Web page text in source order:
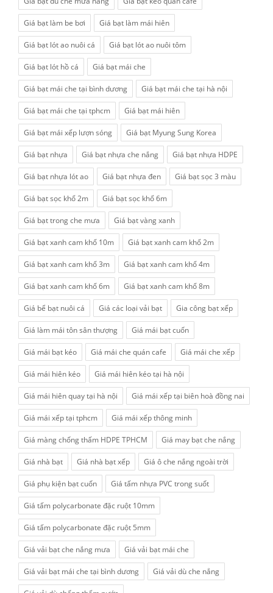
Giá bạt làm be bơi Giá bạt làm mái hiên
Giá bạt lót ao nuôi cá Giá bạt lót ao nuôi tôm
Giá bạt lót hồ cá Giá bạt mái che
Giá bạt mái che tại bình dương Giá bạt mái che tại hà nội
Giá bạt mái che tại tphcm Giá bạt mái hiên
Giá bạt mái xếp lượn sóng Giá bạt Myung Sung Korea
Giá bạt nhựa Giá bạt nhựa che nắng Giá bạt nhựa HDPE
Giá bạt nhựa lót ao Giá bạt nhựa đen Giá bạt sọc 3 màu
Giá bạt sọc khổ 2m Giá bạt sọc khổ 6m
Giá bạt trong che mưa Giá bạt vàng xanh
Giá bạt xanh cam khổ 10m Giá bạt xanh cam khổ 2m
Giá bạt xanh cam khổ 3m Giá bạt xanh cam khổ 4m
Giá bạt xanh cam khổ 6m Giá bạt xanh cam khổ 8m
Giá bể bạt nuôi cá Giá các loại vải bạt Gia công bạt xếp
Giá làm mái tôn sân thượng Giá mái bạt cuốn
Giá mái bạt kéo Giá mái che quán cafe Giá mái che xếp
Giá mái hiên kéo Giá mái hiên kéo tại hà nội
Giá mái hiên quay tại hà nội Giá mái xếp tại biên hoà đồng nai
Giá mái xếp tại tphcm Giá mái xếp thông minh
Giá màng chống thấm HDPE TPHCM Giá may bạt che nắng
Giá nhà bạt Giá nhà bạt xếp Giá ô che nắng ngoài trời
Giá phụ kiện bạt cuốn Giá tấm nhựa PVC trong suốt
Giá tấm polycarbonate đặc ruột 10mm
Giá tấm polycarbonate đặc ruột 5mm
Giá vải bạt che nắng mưa Giá vải bạt mái che
Giá vải bạt mái che tại bình dương Giá vải dù che nắng